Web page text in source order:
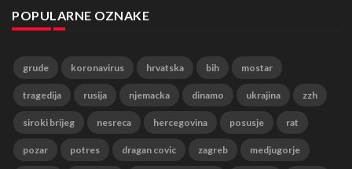
POPULARNE OZNAKE
grude koronavirus hrvatska bih mostar
tragedija rusija njemacka dinamo ukrajina zzh
siroki brijeg nesreca hercegovina posusje rat
pozar potres dragan covic zagreb medjugorje